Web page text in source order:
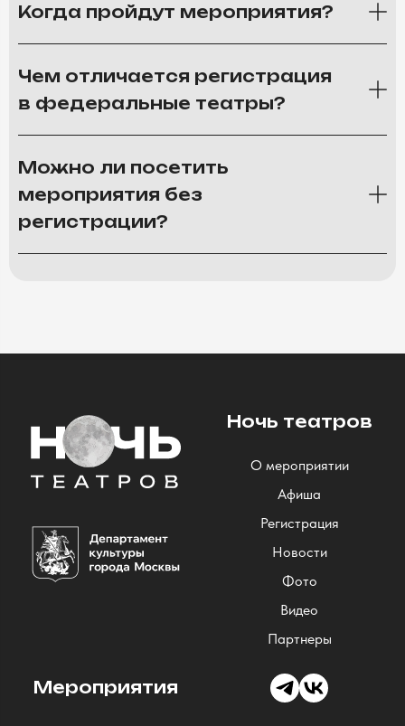
Когда пройдут мероприятия?
Чем отличается регистрация
в федеральные театры?
Можно ли посетить
мероприятия без
регистрации?
Ночь театров
О мероприятии
Афиша
Регистрация
Новости
Фото
Видео
Партнеры
Мероприятия